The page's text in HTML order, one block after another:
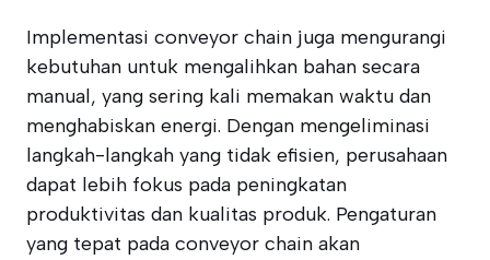
Implementasi conveyor chain juga mengurangi
kebutuhan untuk mengalihkan bahan secara
manual, yang sering kali memakan waktu dan
menghabiskan energi. Dengan mengeliminasi
langkah-langkah yang tidak efisien, perusahaan
dapat lebih fokus pada peningkatan
produktivitas dan kualitas produk. Pengaturan
yang tepat pada conveyor chain akan